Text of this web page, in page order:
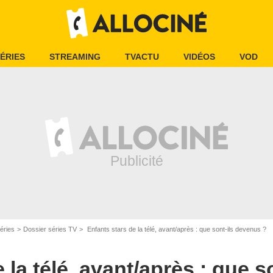
STREAMING TVACTU VIDÉOS VOD
Dossier séries TV Enfants stars de la télé, avant/après : que sont-ils devenus ?